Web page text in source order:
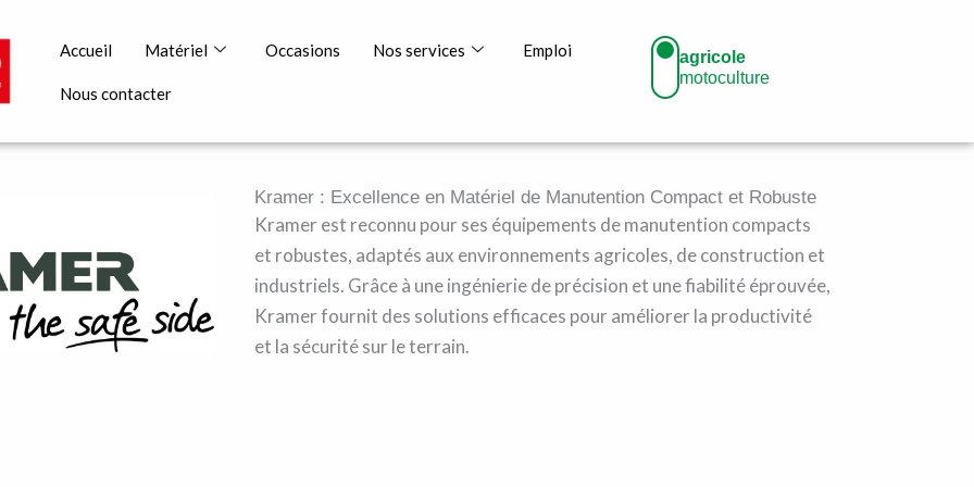
Accueil Matériel Occasions Nos services Emploi
Nous contacter
agricole
motoculture
Kramer : Excellence en Matériel de Manutention Compact et Robuste
Kramer est reconnu pour ses équipements de manutention compacts
et robustes, adaptés aux environnements agricoles, de construction et
industriels. Grâce à une ingénierie de précision et une fiabilité éprouvée,
Kramer fournit des solutions efficaces pour améliorer la productivité
et la sécurité sur le terrain.